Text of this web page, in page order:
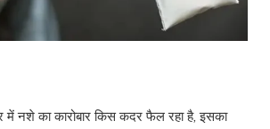
में नशे का कारोबार किस कदर फैल रहा है, इसका